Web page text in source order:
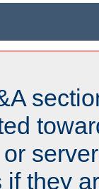
if they